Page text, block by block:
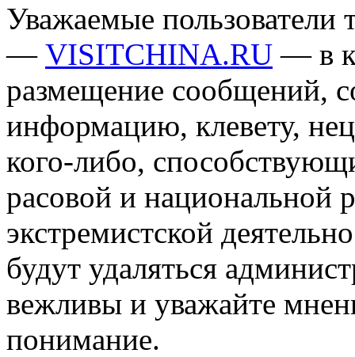
Уважаемые пользователи
— VISITCHINA.RU — в
размещение сообщений,
информацию, клевету,
кого-либо,
расовой и национальной
экстремистской
будут удаляться
вежливы и уважайте
понимание.